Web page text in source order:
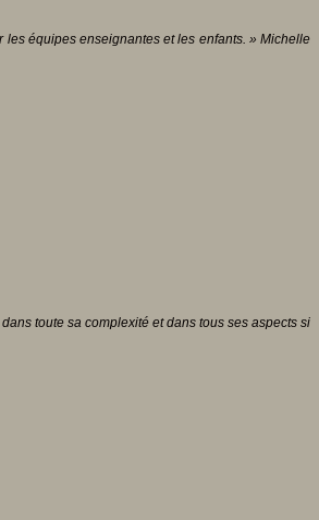
équipes enseignantes et les enfants. » Michelle
toute sa complexité et dans tous ses aspects si